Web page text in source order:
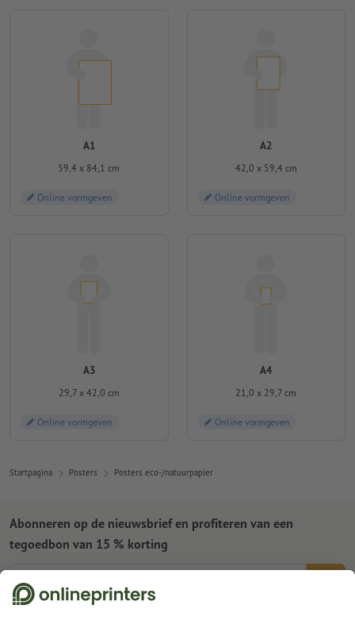
A1
59,4 x 84,1 cm
Online vormgeven
A2
42,0 x 59,4 cm
Online vormgeven
A3
29,7 x 42,0 cm
Online vormgeven
A4
21,0 x 29,7 cm
Online vormgeven
Startpagina Posters Posters eco-/natuurpapier
Abonneren op de nieuwsbrief en profiteren van een
tegoedbon van 15 % korting